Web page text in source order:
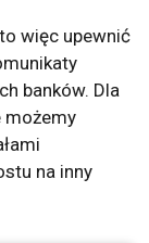
więc upewnić
banków. Dla
możemy
na inny